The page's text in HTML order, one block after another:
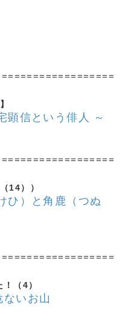
信という俳人 ～
14））
ひ）と角鹿（つぬ
（4）
いお山